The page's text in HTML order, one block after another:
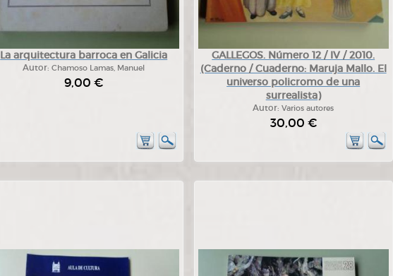
La arquitectura barroca en Galicia
Autor:Chamoso Lamas, Manuel
9,00 €
GALLEGOS. Número 12 / IV / 2010.
(Caderno / Cuaderno: Maruja Mallo. El
universo policromo de una
surrealista)
Autor:Varios autores
30,00 €